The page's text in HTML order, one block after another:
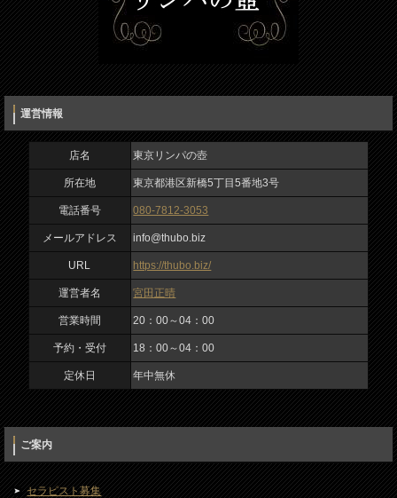
メッセージ
入力内容を確認しました
info@thubo.biz
URL
https://thubo.biz/
運営者名
宮田正晴
予約・受付
18：00～04：00
定休日
年中無休
運営情報
店名 東京リンパの壺
所在地 東京都港区新橋5丁目5番地3号
電話番号 080-7812-3053
メールアドレス info@thubo.biz
URL https://thubo.biz/
運営者名 宮田正晴
営業時間 20：00～04：00
予約・受付 18：00～04：00
定休日 年中無休
ご案内
セラピスト募集